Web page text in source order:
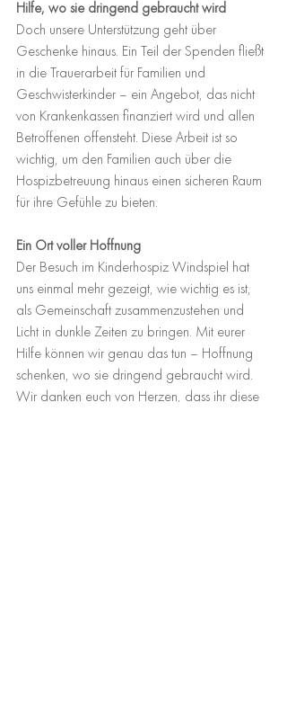
Hilfe, wo sie dringend gebraucht wird
Doch unsere Unterstützung geht über
Geschenke hinaus. Ein Teil der Spenden fließt
in die Trauerarbeit für Familien und
Geschwisterkinder – ein Angebot, das nicht
von Krankenkassen finanziert wird und allen
Betroffenen offensteht. Diese Arbeit ist so
wichtig, um den Familien auch über die
Hospizbetreuung hinaus einen sicheren Raum
für ihre Gefühle zu bieten.
Ein Ort voller Hoffnung
Der Besuch im Kinderhospiz Windspiel hat
uns einmal mehr gezeigt, wie wichtig es ist,
als Gemeinschaft zusammenzustehen und
Licht in dunkle Zeiten zu bringen. Mit eurer
Hilfe können wir genau das tun – Hoffnung
schenken, wo sie dringend gebraucht wird.
Wir danken euch von Herzen, dass ihr diese